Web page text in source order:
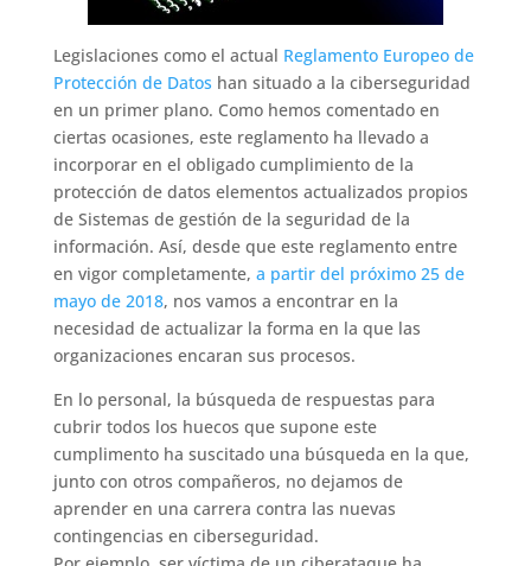
Legislaciones como el actual Reglamento Europeo de
Protección de Datos han situado a la ciberseguridad
en un primer plano. Como hemos comentado en
ciertas ocasiones, este reglamento ha llevado a
incorporar en el obligado cumplimiento de la
protección de datos elementos actualizados propios
de Sistemas de gestión de la seguridad de la
información. Así, desde que este reglamento entre
en vigor completamente, a partir del próximo 25 de
mayo de 2018, nos vamos a encontrar en la
necesidad de actualizar la forma en la que las
organizaciones encaran sus procesos.
En lo personal, la búsqueda de respuestas para
cubrir todos los huecos que supone este
cumplimento ha suscitado una búsqueda en la que,
junto con otros compañeros, no dejamos de
aprender en una carrera contra las nuevas
contingencias en ciberseguridad.